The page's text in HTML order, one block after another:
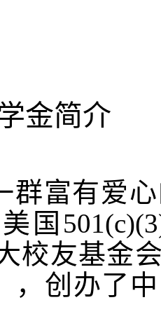
金简介
群富有爱
国
友基金
，创办了